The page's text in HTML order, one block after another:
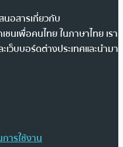
นอสารเกี่ยวกับ
นเพื่อคนไทย ในภาษาไทย เรา
ว็บบอร์ดต่างประเทศและนำมา
ารใช้งาน